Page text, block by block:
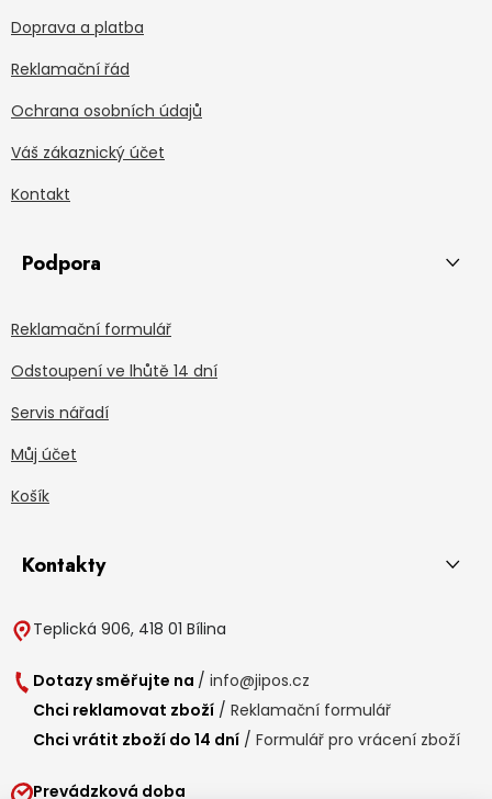
Doprava a platba
Reklamační řád
Ochrana osobních údajů
Váš zákaznický účet
Kontakt
Podpora
Reklamační formulář
Odstoupení ve lhůtě 14 dní
Servis nářadí
Můj účet
Košík
Kontakty
Teplická 906, 418 01 Bílina
Dotazy směřujte na / info@jipos.cz
Chci reklamovat zboží / Reklamační formulář
Chci vrátit zboží do 14 dní / Formulář pro vrácení zboží
Prevádzková doba